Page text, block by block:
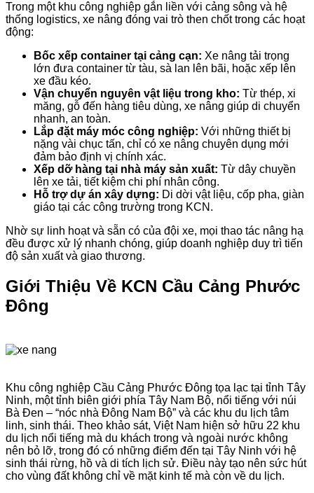
Trong một khu công nghiệp gắn liền với cảng sông và hệ
thống logistics, xe nâng đóng vai trò then chốt trong các hoạt
động:
Bốc xếp container tại cảng cạn: Xe nâng tải trọng
lớn đưa container từ tàu, sà lan lên bãi, hoặc xếp lên
xe đầu kéo.
Vận chuyển nguyên vật liệu trong kho: Từ thép, xi
măng, gỗ đến hàng tiêu dùng, xe nâng giúp di chuyển
nhanh, an toàn.
Lắp đặt máy móc công nghiệp: Với những thiết bị
nặng vài chục tấn, chỉ có xe nâng chuyên dụng mới
đảm bảo định vị chính xác.
Xếp dỡ hàng tại nhà máy sản xuất: Từ dây chuyền
lên xe tải, tiết kiệm chi phí nhân công.
Hỗ trợ dự án xây dựng: Di dời vật liệu, cốp pha, giàn
giáo tại các công trường trong KCN.
Nhờ sự linh hoạt và sẵn có của đội xe, mọi thao tác nâng hạ
đều được xử lý nhanh chóng, giúp doanh nghiệp duy trì tiến
độ sản xuất và giao thương.
Giới Thiệu Về KCN Cầu Cảng Phước
Đông
Khu công nghiệp Cầu Cảng Phước Đông tọa lạc tại tỉnh Tây
Ninh, một tỉnh biên giới phía Tây Nam Bộ, nổi tiếng với núi
Bà Đen – “nóc nhà Đông Nam Bộ” và các khu du lịch tâm
linh, sinh thái. Theo khảo sát, Việt Nam hiện sở hữu 22 khu
du lịch nổi tiếng mà du khách trong và ngoài nước không
nên bỏ lỡ, trong đó có những điểm đến tại Tây Ninh với hệ
sinh thái rừng, hồ và di tích lịch sử. Điều này tạo nên sức hút
cho vùng đất không chỉ về mặt kinh tế mà còn về du lịch.